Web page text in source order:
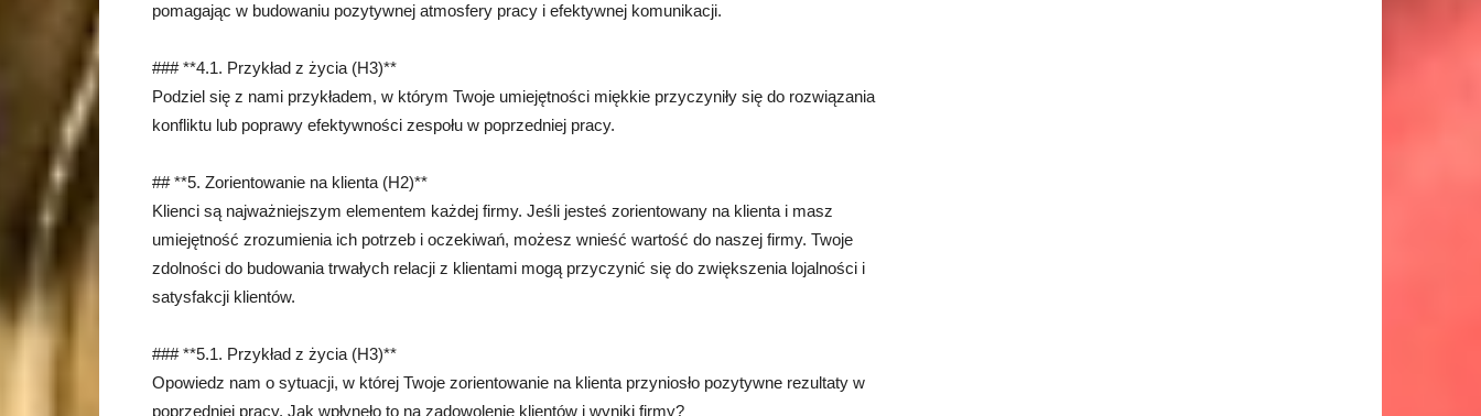
pomagając w budowaniu pozytywnej atmosfery pracy i efektywnej komunikacji.
### **4.1. Przykład z życia (H3)**
Podziel się z nami przykładem, w którym Twoje umiejętności miękkie przyczyniły się do rozwiązania
konfliktu lub poprawy efektywności zespołu w poprzedniej pracy.
## **5. Zorientowanie na klienta (H2)**
Klienci są najważniejszym elementem każdej firmy. Jeśli jesteś zorientowany na klienta i masz
umiejętność zrozumienia ich potrzeb i oczekiwań, możesz wnieść wartość do naszej firmy. Twoje
zdolności do budowania trwałych relacji z klientami mogą przyczynić się do zwiększenia lojalności i
satysfakcji klientów.
### **5.1. Przykład z życia (H3)**
Opowiedz nam o sytuacji, w której Twoje zorientowanie na klienta przyniosło pozytywne rezultaty w
poprzedniej pracy. Jak wpłynęło to na zadowolenie klientów i wyniki firmy?